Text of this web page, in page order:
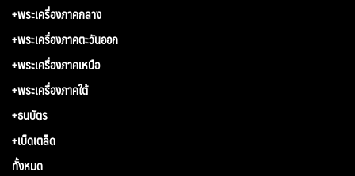
+พระเครื่องภาคกลาง
+พระเครื่องภาคตะวันออก
+พระเครื่องภาคเหนือ
+พระเครื่องภาคใต้
+ธนบัตร
+เบ็ดเตล็ด
ทั้งหมด